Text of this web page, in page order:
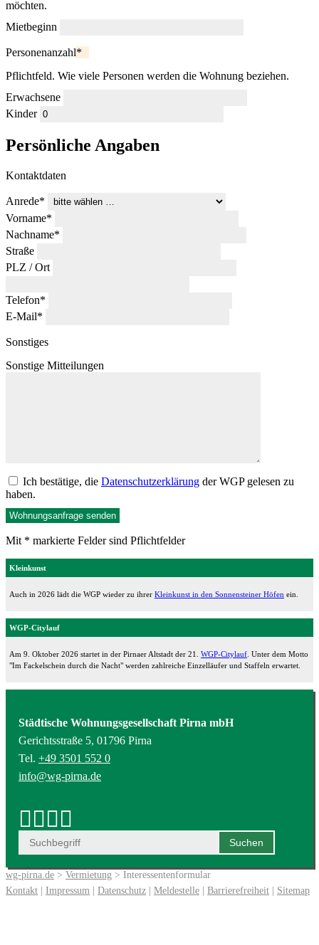
möchten.
Mietbeginn
Personenanzahl*
Pflichtfeld. Wie viele Personen werden die Wohnung beziehen.
Erwachsene
Kinder
Persönliche Angaben
Kontaktdaten
Anrede*
Vorname*
Nachname*
Straße
PLZ /Ort
Telefon*
E-Mail*
Sonstiges
Sonstige Mitteilungen
Ich bestätige, die Datenschutzerklärung der WGP gelesen zu
haben.
Mit * markierte Felder sind Pflichtfelder
Kleinkunst
Auch in 2026 lädt die WGP wieder zu ihrer Kleinkunst in den Sonnensteiner Höfen ein.
WGP-Citylauf
Am 9. Oktober 2026 startet in der Pirnaer Altstadt der 21. WGP-Citylauf . Unter dem Motto
"Im Fackelschein durch die Nacht" werden zahlreiche Einzelläufer und Staffeln erwartet.
Städtische Wohnungsgesellschaft Pirna mbH
Gerichtsstraße 5, 01796 Pirna
Tel. +49 3501 552 0
info@wg-pirna.de
wg-pirna.de > Vermietung > Interessentenformular
Kontakt
Impressum Datenschutz Meldestelle Barrierefreiheit Sitemap